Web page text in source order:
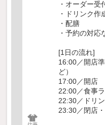
・オーダー受
・ドリンク作
・配膳
・予約の対応
[1日の流れ]
16:00／開店
ど）
17:00／開店
22:00／食事
22:30／ドリ
23:30／閉店